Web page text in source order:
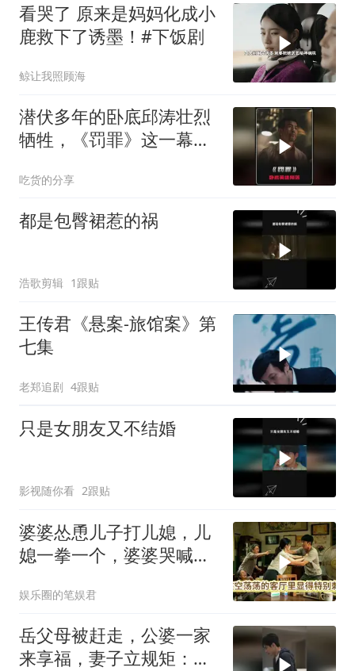
看哭了 原来是妈妈化成小
鹿救下了诱墨！#下饭剧
鲸让我照顾海
潜伏多年的卧底邱涛壮烈
牺牲，《罚罪》这一幕看
吃货的分享
都是包臀裙惹的祸
浩歌剪辑 1跟贴
王传君《悬案-旅馆案》第
七集
老郑追剧 4跟贴
只是女朋友又不结婚
影视随你看 2跟贴
婆婆怂恿儿子打儿媳，儿
媳一拳一个，婆婆哭喊：
娱乐圈的笔娱君
岳父母被赶走，公婆一家
来享福，妻子立规矩：谁